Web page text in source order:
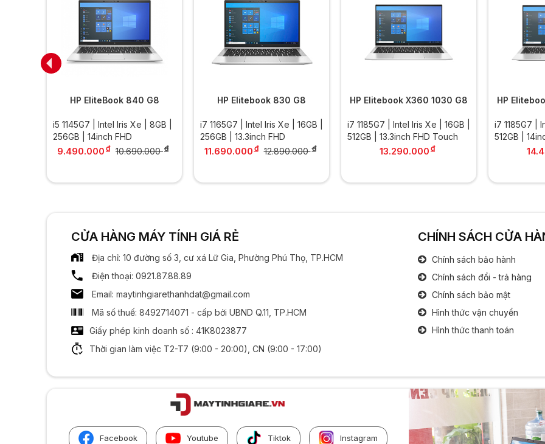
HP EliteBook 840 G8
i5 1145G7 | Intel Iris Xe | 8GB |
256GB | 14inch FHD
9.490.000 đ 10.690.000đ
HP Elitebook 830 G8
i7 1165G7 | Intel Iris Xe | 16GB |
256GB | 13.3inch FHD
11.690.000 đ 12.890.000đ
HP Elitebook X360 1030 G8
i7 1185G7 | Intel Iris Xe | 16GB |
512GB | 13.3inch FHD Touch
13.290.000 đ
HP
i7 1185G7 |
512GB |
CỬA HÀNG MÁY TÍNH GIÁ RẺ
Địa chỉ: 10 đường số 3, cư xá Lữ Gia, Phường Phú Thọ, TP.HCM
Điện thoại: 0921.87.88.89
Email: maytinhgiarethanhdat@gmail.com
Mã số thuế: 8492714071 - cấp bởi UBND Q.11, TP.HCM
Giấy phép kinh doanh số : 41K8023877
Thời gian làm việc T2-T7 (9:00 - 20:00), CN (9:00 - 17:00)
CHÍNH SÁCH CỬA
Chính sách bảo hành
Chính sách đổi - trả hàng
Chính sách bảo mật
Hình thức vận chuyển
Hình thức thanh toán
Facebook Youtube Tiktok Instagram